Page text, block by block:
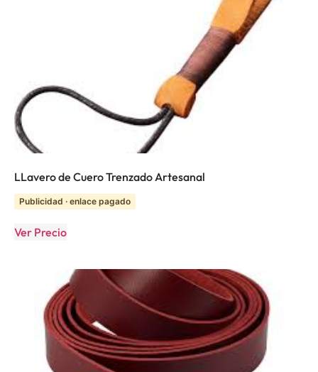
LLavero de Cuero Trenzado Artesanal
Publicidad · enlace pagado
Ver Precio